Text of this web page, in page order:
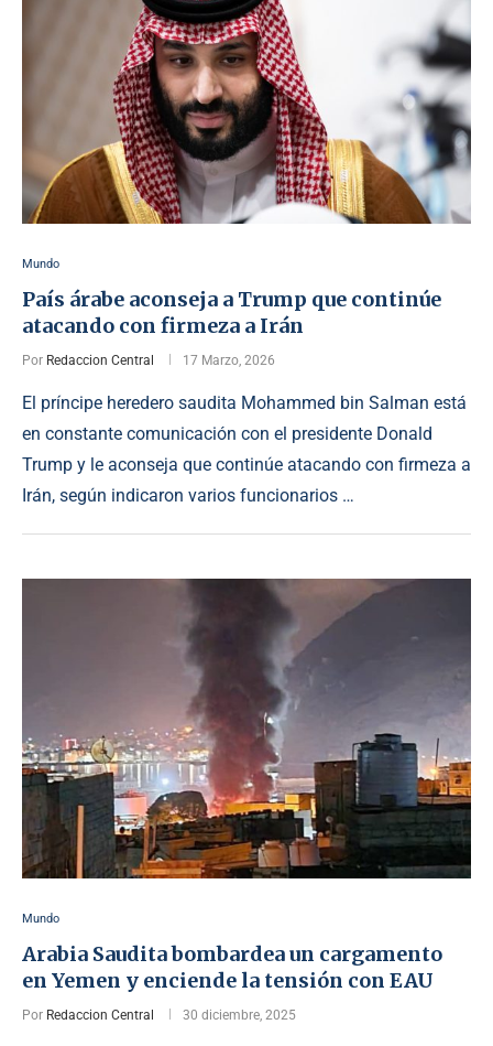
Mundo
País árabe aconseja a Trump que continúe
atacando con firmeza a Irán
Por Redaccion Central 17 Marzo, 2026
El príncipe heredero saudita Mohammed bin Salman está
en constante comunicación con el presidente Donald
Trump y le aconseja que continúe atacando con firmeza a
Irán, según indicaron varios funcionarios …
Mundo
Arabia Saudita bombardea un cargamento
en Yemen y enciende la tensión con EAU
Por Redaccion Central 30 diciembre, 2025